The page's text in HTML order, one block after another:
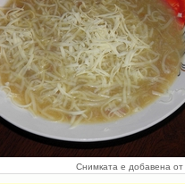
Снимката е добавена от